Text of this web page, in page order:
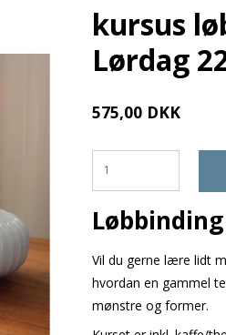
kursus
Lørdag
575,00 DKK
Vil du gerne lære lidt
hvordan en gammel
mønstre og former.